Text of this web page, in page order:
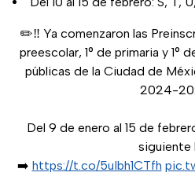
✏️‼️ Ya comenzaron las
preescolar, 1° de primaria y 1°
públicas de la Ciudad de
2024-
Del 9 de enero al 15 de
siguiente
➡️ https://t.co/5uIbh1CTfh